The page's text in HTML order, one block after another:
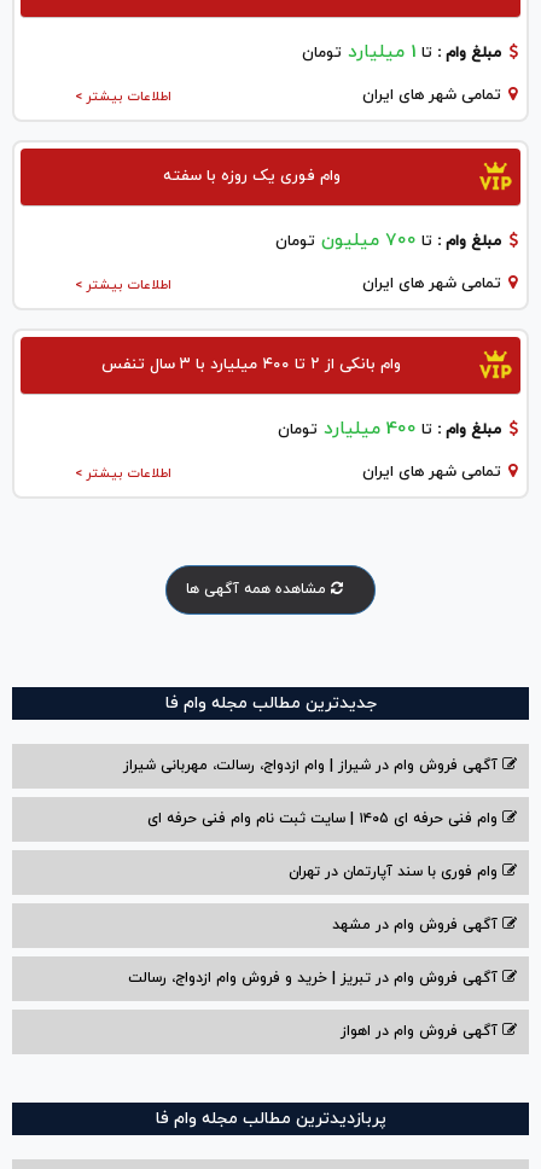
مبلغ وام : تا 1 میلیارد تومان
اطلاعات بیشتر > تمامی شهر های ایران
وام فوری یک روزه با سفته
مبلغ وام : تا 700 میلیون تومان
اطلاعات بیشتر > تمامی شهر های ایران
وام بانکی از ۲ تا ۴۰۰ میلیارد با ۳ سال تنفس
مبلغ وام : تا 400 میلیارد تومان
اطلاعات بیشتر > تمامی شهر های ایران
مشاهده همه آگهی ها
جدیدترین مطالب مجله وام فا
آگهی فروش وام در شیراز | وام ازدواج، رسالت، مهربانی شیراز
وام فنی حرفه ای ۱۴۰۵ | سایت ثبت نام وام فنی حرفه ای
وام فوری با سند آپارتمان در تهران
آگهی فروش وام در مشهد
آگهی فروش وام در تبریز | خرید و فروش وام ازدواج، رسالت
آگهی فروش وام در اهواز
پربازدیدترین مطالب مجله وام فا